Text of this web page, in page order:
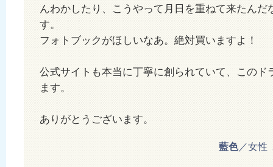
んわかしたり、こうやって月日を重ねて来たんだ
す。
フォトブックがほしいなあ。絶対買いますよ！
公式サイトも本当に丁寧に創られていて、このド
ます。
ありがとうございます。
藍色／女性